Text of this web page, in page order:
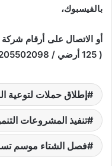
بالفيسبوك،
أو الاتصال على أرقام
( 125 أرضي / 01205502098 / 01205502086
إطلاق حملات لتوعية
تنفيذ المشروعات
فصل الشتاء موسم